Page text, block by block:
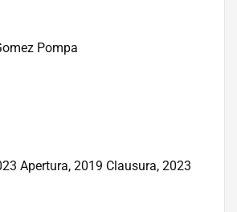
Pompa
Apertura, 2019 Clausura, 2023